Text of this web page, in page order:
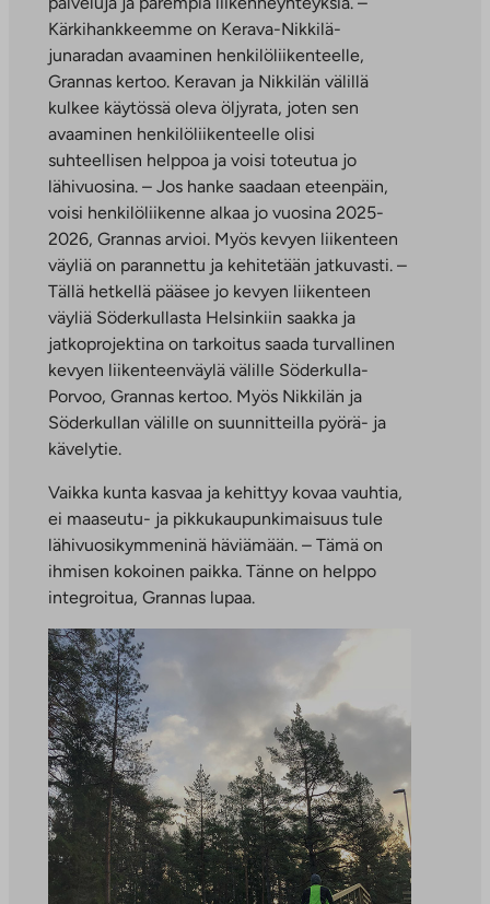
Kärkihankkeemme on Kerava-Nikkilä-
junaradan avaaminen henkilöliikenteelle,
Grannas kertoo. Keravan ja Nikkilän välillä
kulkee käytössä oleva öljyrata, joten sen
avaaminen henkilöliikenteelle olisi
suhteellisen helppoa ja voisi toteutua jo
lähivuosina. – Jos hanke saadaan eteenpäin,
voisi henkilöliikenne alkaa jo vuosina 2025-
2026, Grannas arvioi. Myös kevyen liikenteen
väyliä on parannettu ja kehitetään jatkuvasti. –
Tällä hetkellä pääsee jo kevyen liikenteen
väyliä Söderkullasta Helsinkiin saakka ja
jatkoprojektina on tarkoitus saada turvallinen
kevyen liikenteenväylä välille Söderkulla-
Porvoo, Grannas kertoo. Myös Nikkilän ja
Söderkullan välille on suunnitteilla pyörä- ja
kävelytie.
Vaikka kunta kasvaa ja kehittyy kovaa vauhtia,
ei maaseutu- ja pikkukaupunkimaisuus tule
lähivuosikymmeninä häviämään. – Tämä on
ihmisen kokoinen paikka. Tänne on helppo
integroitua, Grannas lupaa.